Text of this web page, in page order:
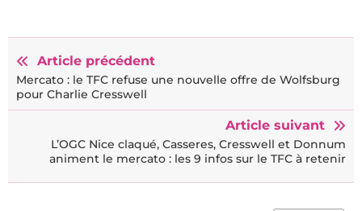
Article précédent
Mercato : le TFC refuse une nouvelle offre de Wolfsburg
pour Charlie Cresswell
Article suivant
L’OGC Nice claqué, Casseres, Cresswell et Donnum
animent le mercato : les 9 infos sur le TFC à retenir